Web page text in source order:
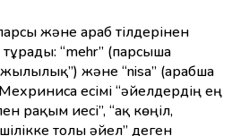
және араб тілдерінен
“mehr” (парсыша
жылылық”) және “nisa” (арабша
есімі “әйелдердің ең
рақым иесі”, “ақ көңіл,
толы әйел” деген